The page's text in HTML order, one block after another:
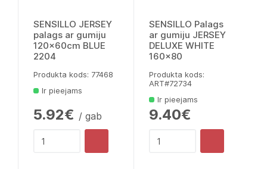
SENSILLO JERSEY
palags ar gumiju
120x60cm BLUE
2204
Produkta kods: 77468
Ir pieejams
5.92€ / gab
SENSILLO Palags
ar gumiju JERSEY
DELUXE WHITE
160x80
Produkta kods:
ART#72734
Ir pieejams
9.40€